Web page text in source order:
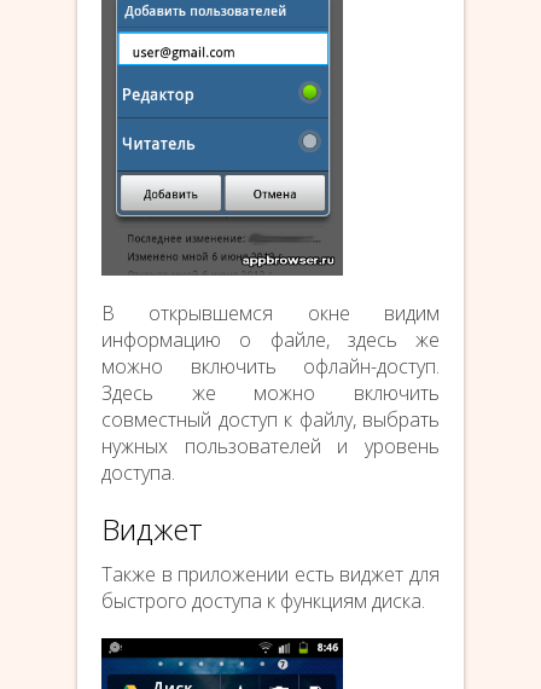
В открывшемся окне видим
информацию о файле, здесь же
можно включить офлайн-доступ.
Здесь же можно включить
совместный доступ к файлу, выбрать
нужных пользователей и уровень
доступа.
Виджет
Также в приложении есть виджет для
быстрого доступа к функциям диска.